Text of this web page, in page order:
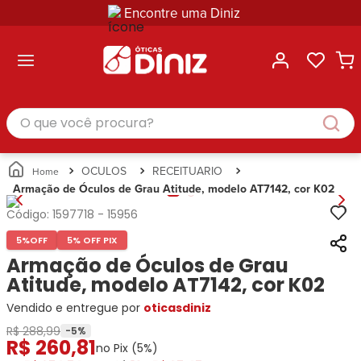
Encontre uma Diniz
Masculino
Feminino
Infantil
Unissex
Busque
Por
Marcas
Ana
Hickmann
Bulget
Miu-
Miu
Guess
Lacoste
Categorias
Masculino
Feminino
Infantil
Unissex
Busque
Por
Marcas
Ray-
Ban
Prada
Ana
Hickmann
Tecnol
Correntes
para
Óculos
Estojos
para
Óculos
Soluções
e
Cuidados
Busque
Ray-
Ban
Armani
Exchange
Tommy
Hilfiger
Ana
Hickmann
Guess
Speedo
Categoria
Armações
de Óculos
Óculos
de Sol
para
Óculos
para
Óculos
Gênero
Masculino
Feminino
O que você procura?
OCULOS
RECEITUARIO
Armação de Óculos de Grau Atitude, modelo AT7142, cor K02
Código: 1597718 - 15956
5%OFF 5% OFF PIX
Armação de Óculos de Grau
Atitude, modelo AT7142, cor K02
Vendido e entregue por oticasdiniz
R$ 288,99 -5%
R$ 260,81no Pix (5%)